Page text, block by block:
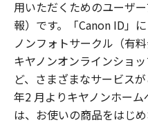
用いただくためのユーザ
報）です。「Canon ID」
ノンフォトサークル（有
キヤノンオンラインショ
ど、さまざまなサービス
年2 月よりキヤノンホー
は、お使いの商品をはじ